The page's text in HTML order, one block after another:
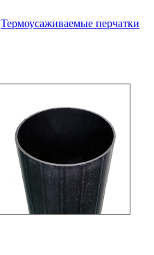
Термоусаживаемые перчатки